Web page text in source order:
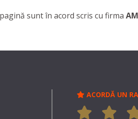
sunt în acord scris cu firma
ACORDĂ UN